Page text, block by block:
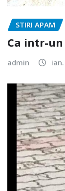
STIRI APAM
Ca intr-
admin